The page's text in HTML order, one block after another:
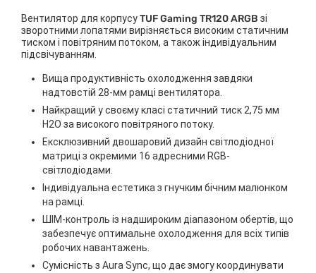
Вентилятор для корпусуTUF Gaming TR120 ARGB зі
зворотними лопатями вирізняється високим статичним
тиском і повітряним потоком, а також індивідуальним
підсвічуванням.
Вища продуктивність охолодження завдяки
надтовстій 28-мм рамці вентилятора.
Найкращий у своєму класі статичний тиск 2,75 мм
H2O за високого повітряного потоку.
Ексклюзивний двошаровий дизайн світлодіодної
матриці з окремими 16 адресними RGB-
світлодіодами.
Індивідуальна естетика з гнучким бічним малюнком
на рамці.
ШІМ-контроль із надшироким діапазоном обертів, що
забезпечує оптимальне охолодження для всіх типів
робочих навантажень.
Сумісність з Aura Sync, що дає змогу координувати